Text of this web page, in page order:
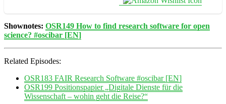
Shownotes: OSR149 How to find research software for open
science? #oscibar [EN]
Related Episodes:
OSR183 FAIR Research Software #oscibar [EN]
OSR199 Positionspapier „Digitale Dienste für die
Wissenschaft – wohin geht die Reise?“